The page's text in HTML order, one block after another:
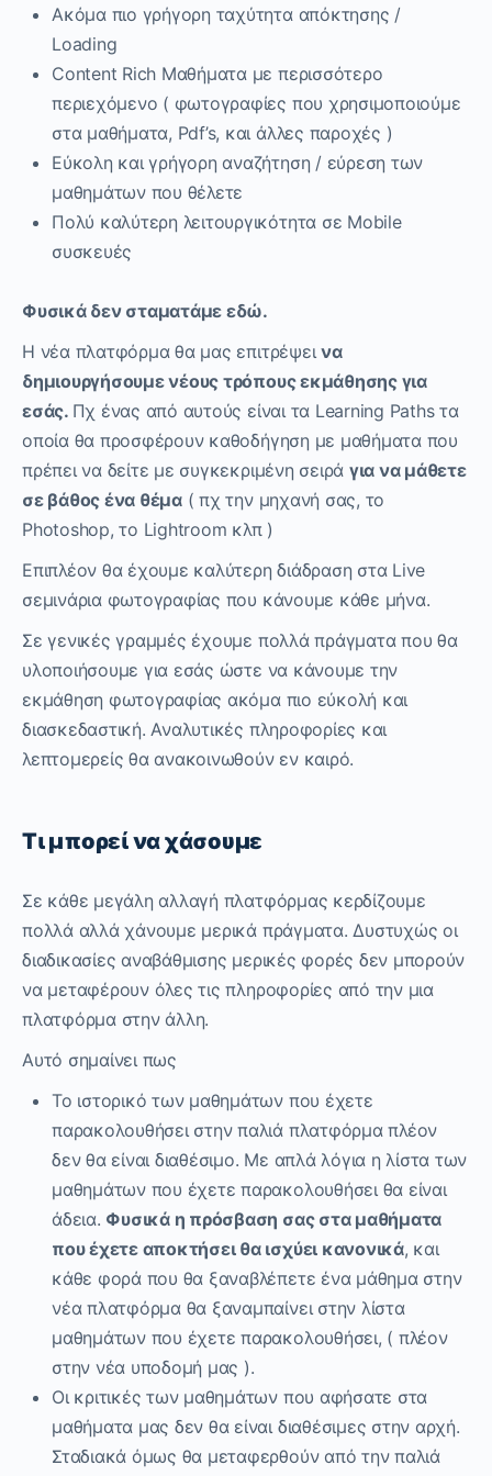
Ακόμα πιο γρήγορη ταχύτητα απόκτησης /
Loading
Content Rich Μαθήματα με περισσότερο
περιεχόμενο ( φωτογραφίες που χρησιμοποιούμε
στα μαθήματα, Pdf’s, και άλλες παροχές )
Εύκολη και γρήγορη αναζήτηση / εύρεση των
μαθημάτων που θέλετε
Πολύ καλύτερη λειτουργικότητα σε Mobile
συσκευές
Φυσικά δεν σταματάμε εδώ.
Η νέα πλατφόρμα θα μας επιτρέψεινα
δημιουργήσουμε νέους τρόπους εκμάθησης για
εσάς. Πχ ένας από αυτούς είναι τα Learning Paths τα
οποία θα προσφέρουν καθοδήγηση με μαθήματα που
πρέπει να δείτε με συγκεκριμένη σειρά για να μάθετε
σε βάθος ένα θέμα( πχ την μηχανή σας, το
Photoshop, το Lightroom κλπ )
Επιπλέον θα έχουμε καλύτερη διάδραση στα Live
σεμινάρια φωτογραφίας που κάνουμε κάθε μήνα.
Σε γενικές γραμμές έχουμε πολλά πράγματα που θα
υλοποιήσουμε για εσάς ώστε να κάνουμε την
εκμάθηση φωτογραφίας ακόμα πιο εύκολή και
διασκεδαστική. Αναλυτικές πληροφορίες και
λεπτομερείς θα ανακοινωθούν εν καιρό.
Τι μπορεί να χάσουμε
Σε κάθε μεγάλη αλλαγή πλατφόρμας κερδίζουμε
πολλά αλλά χάνουμε μερικά πράγματα. Δυστυχώς οι
διαδικασίες αναβάθμισης μερικές φορές δεν μπορούν
να μεταφέρουν όλες τις πληροφορίες από την μια
πλατφόρμα στην άλλη.
Αυτό σημαίνει πως
Το ιστορικό των μαθημάτων που έχετε
παρακολουθήσει στην παλιά πλατφόρμα πλέον
δεν θα είναι διαθέσιμο. Με απλά λόγια η λίστα των
μαθημάτων που έχετε παρακολουθήσει θα είναι
άδεια. Φυσικά η πρόσβαση σας στα μαθήματα
που έχετε αποκτήσει θα ισχύει κανονικά, και
κάθε φορά που θα ξαναβλέπετε ένα μάθημα στην
νέα πλατφόρμα θα ξαναμπαίνει στην λίστα
μαθημάτων που έχετε παρακολουθήσει, ( πλέον
στην νέα υποδομή μας ).
Οι κριτικές των μαθημάτων που αφήσατε στα
μαθήματα μας δεν θα είναι διαθέσιμες στην αρχή.
Σταδιακά όμως θα μεταφερθούν από την παλιά